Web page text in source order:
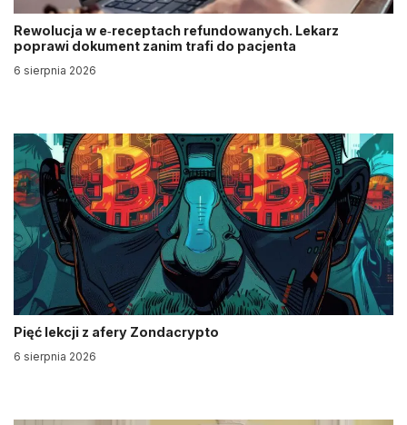
Rewolucja w e‑receptach refundowanych. Lekarz
poprawi dokument zanim trafi do pacjenta
6 sierpnia 2026
Pięć lekcji z afery Zondacrypto
6 sierpnia 2026